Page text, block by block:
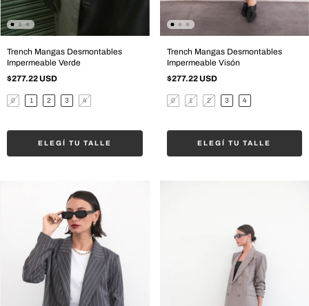
Trench Mangas Desmontables
Impermeable Verde
$277.22 USD
0 1 2 3 4
ELEGÍ TU TALLE
Trench Mangas Desmontables
Impermeable Visón
$277.22 USD
0 1 2 3 4
ELEGÍ TU TALLE